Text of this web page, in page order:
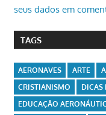
seus dados em
TAGS
AERONAVES ARTE
CRISTIANISMO
DICAS
EDUCAÇÃO